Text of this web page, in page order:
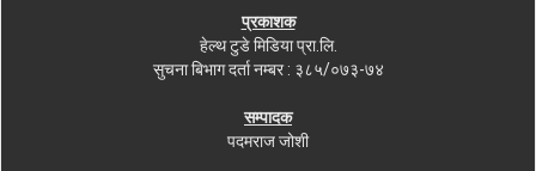
प्रकाशक
हेल्थ टुडे मिडिया प्रा.लि.
सुचना बिभाग दर्ता नम्बर : ३८५/०७३-७४
सम्पादक
पदमराज जोशी